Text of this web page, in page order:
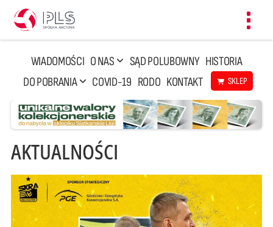
WIADOMOŚCI O NAS SĄD POLUBOWNY HISTORIA
DO POBRANIA
COVID-19 RODO KONTAKT SKLEP
AKTUALNOŚCI